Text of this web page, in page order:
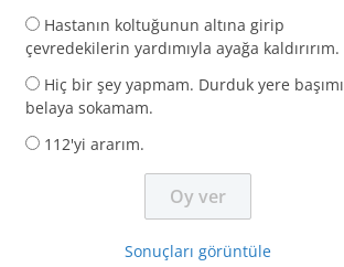
Hastanın koltuğunun altına girip
çevredekilerin yardımıyla ayağa kaldırırım.
Hiç bir şey yapmam. Durduk yere başımı
belaya sokamam.
112'yi ararım.
Sonuçları görüntüle